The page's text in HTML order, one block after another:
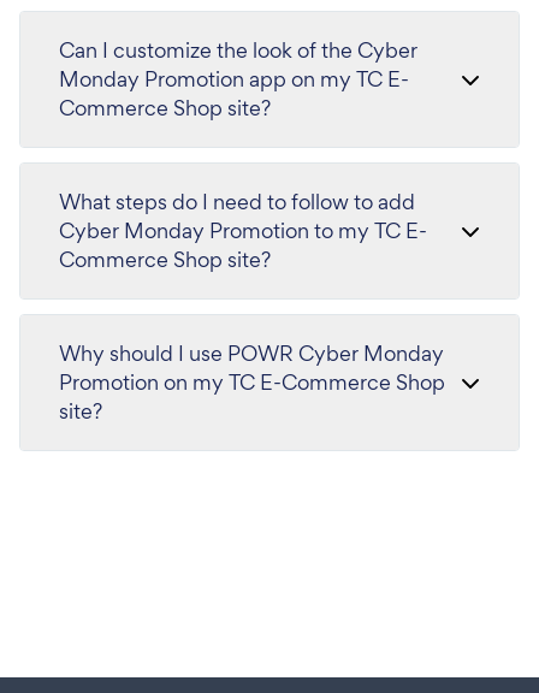
Can I customize the look of the Cyber
Monday Promotion app on my TC E-
Commerce Shop site?
What steps do I need to follow to add
Cyber Monday Promotion to my TC E-
Commerce Shop site?
Why should I use POWR Cyber Monday
Promotion on my TC E-Commerce Shop
site?